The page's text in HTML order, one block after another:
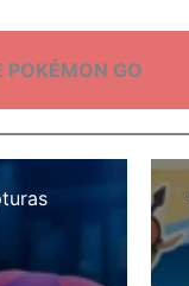
POKÉMON GO